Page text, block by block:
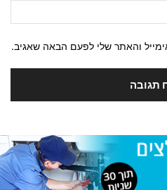
והאתר שלי לפעם הבאה שאגיב.